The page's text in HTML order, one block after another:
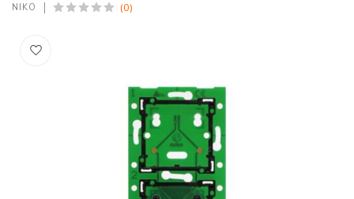
NIKO (0)